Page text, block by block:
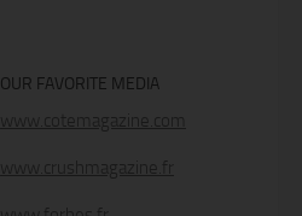
OUR FAVORITE MEDIA
www.cotemagazine.com
www.crushmagazine.fr